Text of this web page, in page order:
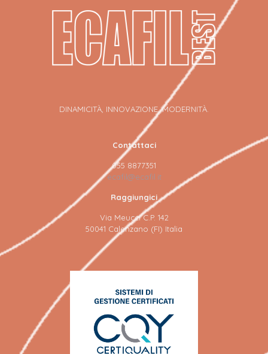
DINAMICITÀ, INNOVAZIONE, MODERNITÀ.
Contattaci
055 8877351
ecafil@ecafil.it
Raggiungici
Via Meucci C.P. 142
50041 Calenzano (FI) Italia